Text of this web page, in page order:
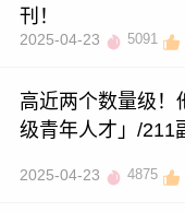
刊！
2025-04-23 5091
高近两个数量级！
级青年人才」/211
2025-04-23 4875